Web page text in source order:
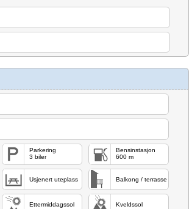
Parkering
3 biler
Bensinstasjon
600 m
Usjenert uteplass Balkong / terrasse
Ettermiddagssol Kveldssol